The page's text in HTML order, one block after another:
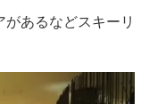
あるなどスキーリ